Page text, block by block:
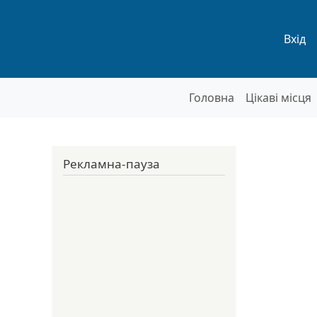
Вхід
Основна
Головна
Цікаві місця
Рекламна-пауза